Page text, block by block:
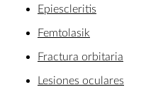
Epiescleritis
Femtolasik
Fractura orbitaria
Lesiones oculares